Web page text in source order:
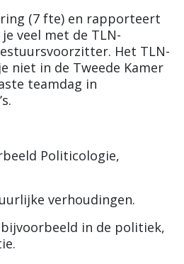
(7 fte) en rapporteert
veel met de TLN-
Het TLN-
niet in de Tweede Kamer
teamdag in
Politicologie,
verhoudingen.
in de politiek,